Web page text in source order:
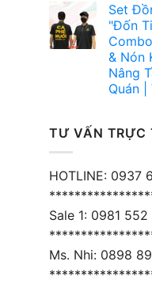
Set
"Đốn
& Nón
Nâng
Quán |
TƯ VẤN TRỰC
HOTLINE: 0937
Sale 1: 0981
Ms. Nhi: 0898